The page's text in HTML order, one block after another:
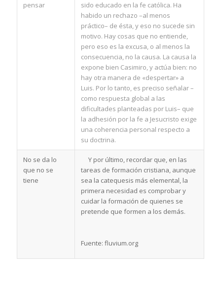
pensar
sido educado en la fe católica. Ha
habido un rechazo –al menos
práctico– de ésta, y eso no sucede sin
motivo. Hay cosas que no entiende,
pero eso es la excusa, o al menos la
consecuencia, no la causa. La causa la
expone bien Casimiro, y actúa bien: no
hay otra manera de «despertar» a
Luis. Por lo tanto, es preciso señalar –
como respuesta global a las
dificultades planteadas por Luis– que
la adhesión por la fe a Jesucristo exige
una coherencia personal respecto a
su doctrina.
No se da lo
que no se
tiene
Y por último, recordar que, en las
tareas de formación cristiana, aunque
sea la catequesis más elemental, la
primera necesidad es comprobar y
cuidar la formación de quienes se
pretende que formen a los demás.
Fuente: fluvium.org